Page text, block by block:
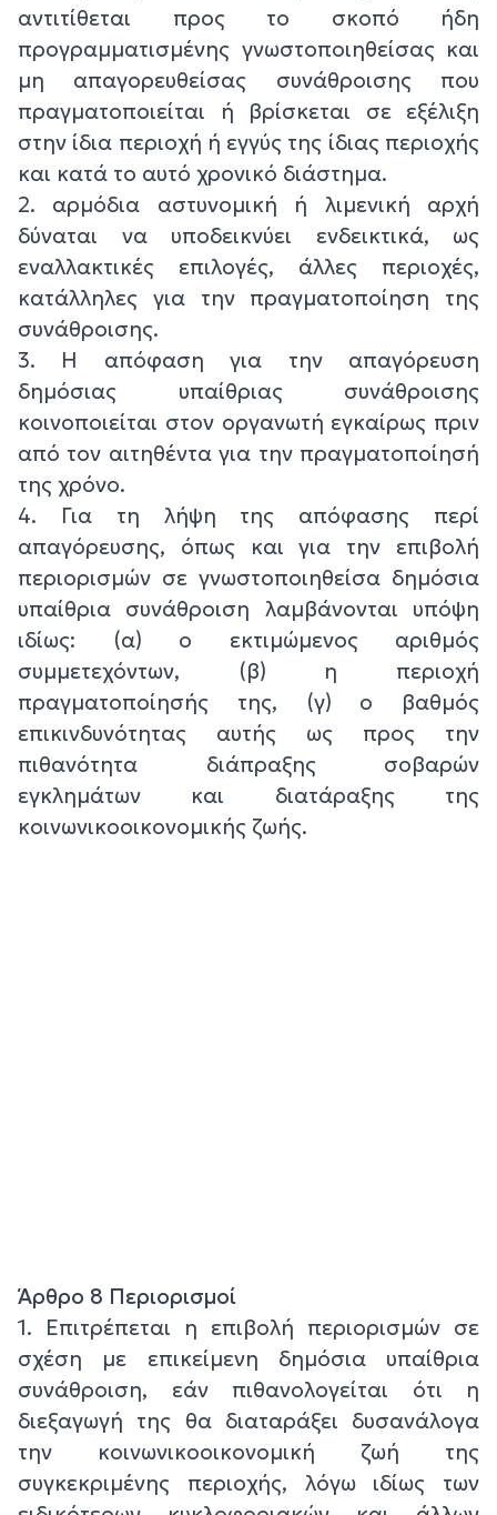
αντιτίθεται προς το σκοπό ήδη
προγραμματισμένης γνωστοποιηθείσας και
μη απαγορευθείσας συνάθροισης που
πραγματοποιείται ή βρίσκεται σε εξέλιξη
στην ίδια περιοχή ή εγγύς της ίδιας περιοχής
και κατά το αυτό χρονικό διάστημα.
2. αρμόδια αστυνομική ή λιμενική αρχή
δύναται να υποδεικνύει ενδεικτικά, ως
εναλλακτικές επιλογές, άλλες περιοχές,
κατάλληλες για την πραγματοποίηση της
συνάθροισης.
3. Η απόφαση για την απαγόρευση
δημόσιας υπαίθριας συνάθροισης
κοινοποιείται στον οργανωτή εγκαίρως πριν
από τον αιτηθέντα για την πραγματοποίησή
της χρόνο.
4. Για τη λήψη της απόφασης περί
απαγόρευσης, όπως και για την επιβολή
περιορισμών σε γνωστοποιηθείσα δημόσια
υπαίθρια συνάθροιση λαμβάνονται υπόψη
ιδίως: (α) ο εκτιμώμενος αριθμός
συμμετεχόντων, (β) η περιοχή
πραγματοποίησής της, (γ) ο βαθμός
επικινδυνότητας αυτής ως προς την
πιθανότητα διάπραξης σοβαρών
εγκλημάτων και διατάραξης της
κοινωνικοοικονομικής ζωής.
Άρθρο 8 Περιορισμοί
1. Επιτρέπεται η επιβολή περιορισμών σε
σχέση με επικείμενη δημόσια υπαίθρια
συνάθροιση, εάν πιθανολογείται ότι η
διεξαγωγή της θα διαταράξει δυσανάλογα
την κοινωνικοοικονομική ζωή της
συγκεκριμένης περιοχής, λόγω ιδίως των